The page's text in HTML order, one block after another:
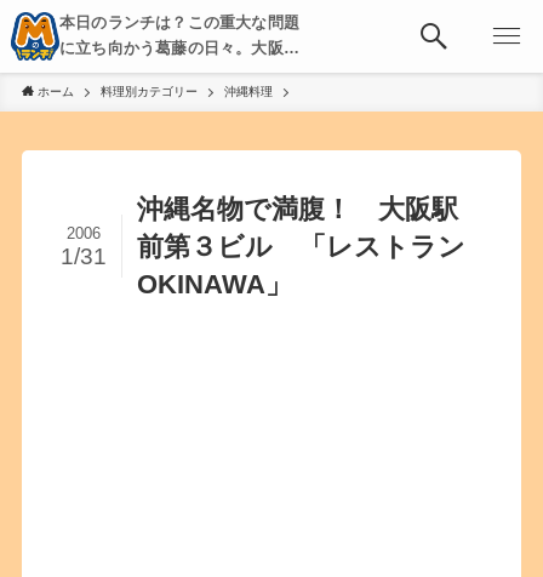
本日のランチは？この重大な問題
に立ち向かう葛藤の日々。大阪・
京都・神戸を中心とした食べ歩
き、飲み歩きを綴る。
ホーム 料理別カテゴリー 沖縄料理
沖縄名物で満腹！ 大阪駅
前第３ビル 「レストラン
OKINAWA」
2006
1/31